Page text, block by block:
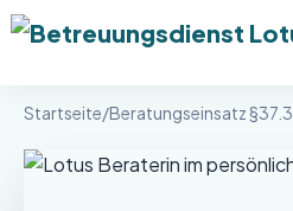
Startseite/Beratungseinsatz §37.3